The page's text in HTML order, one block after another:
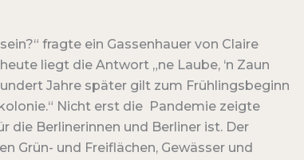
fragte ein Gassenhauer von Claire
liegt die Antwort „ne Laube, ‘n Zaun
Jahre später gilt zum Frühlingsbeginn
Nicht erst die Pandemie zeigte
die Berlinerinnen und Berliner ist. Der
Grün- und Freiflächen, Gewässer und